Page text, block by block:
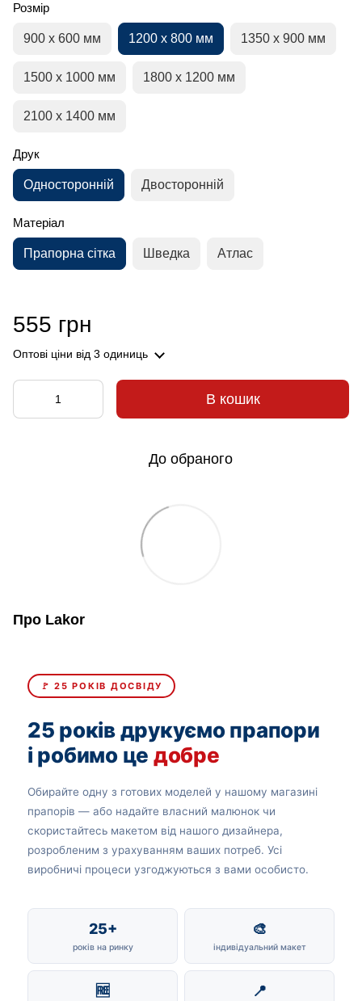
Розмір
900 х 600 мм 1200 х 800 мм 1350 х 900 мм
1500 х 1000 мм 1800 х 1200 мм
2100 х 1400 мм
Друк
Односторонній Двосторонній
Матеріал
Прапорна сітка Шведка Атлас
555 грн
Оптові ціни від 3 одиниць
В кошик
До обраного
Про Lakor
🚩 25 РОКІВ ДОСВІДУ
25 років друкуємо прапори
і робимо це добре
Обирайте одну з готових моделей у нашому магазині
прапорів — або надайте власний малюнок чи
скористайтесь макетом від нашого дизайнера,
розробленим з урахуванням ваших потреб. Усі
виробничі процеси узгоджуються з вами особисто.
25+
років на ринку
🎨
індивідуальний макет
🆓 📍